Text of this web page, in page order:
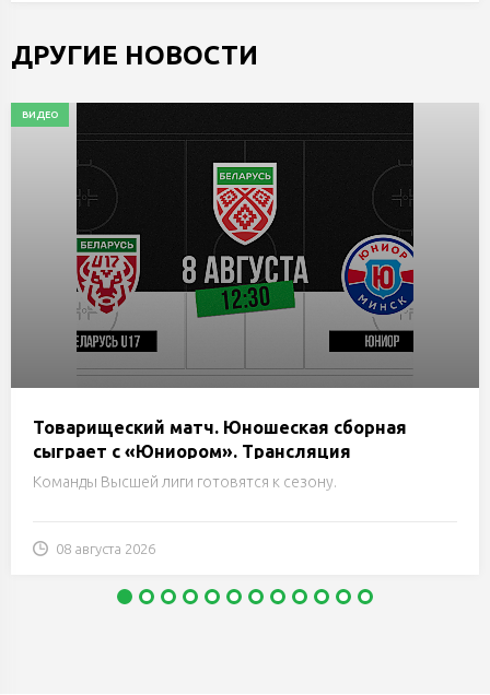
ДРУГИЕ НОВОСТИ
ВИДЕО
Товарищеский матч. Юношеская сборная
сыграет с «Юниором». Трансляция
Команды Высшей лиги готовятся к сезону.
08 августа 2026